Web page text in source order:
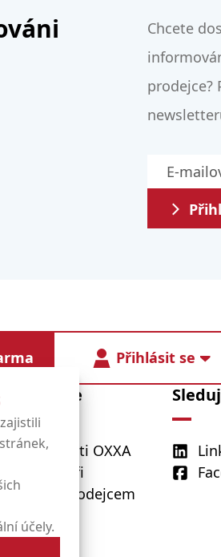
účely.
Chcete
prodejce?
Přihlásit se
O společnosti OXXA
Naši partneři
se prodejcem